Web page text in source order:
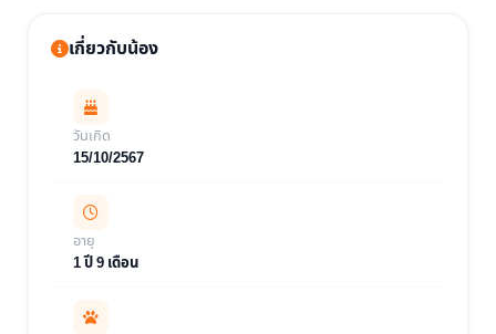
เกี่ยวกับน้อง
วันเกิด
15/10/2567
อายุ
1 ปี 9 เดือน